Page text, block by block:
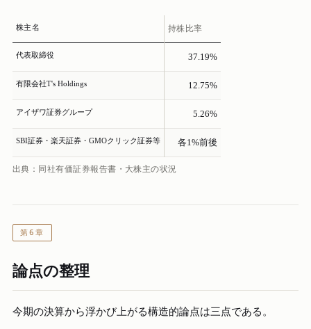
株主名 持株比率
代表取締役 37.19%
有限会社T's Holdings 12.75%
アイザワ証券グループ 5.26%
SBI証券・楽天証券・GMOクリック証券等 各1%前後
出典：同社有価証券報告書・大株主の状況
第6章
論点の整理
今期の決算から浮かび上がる構造的論点は三点である。